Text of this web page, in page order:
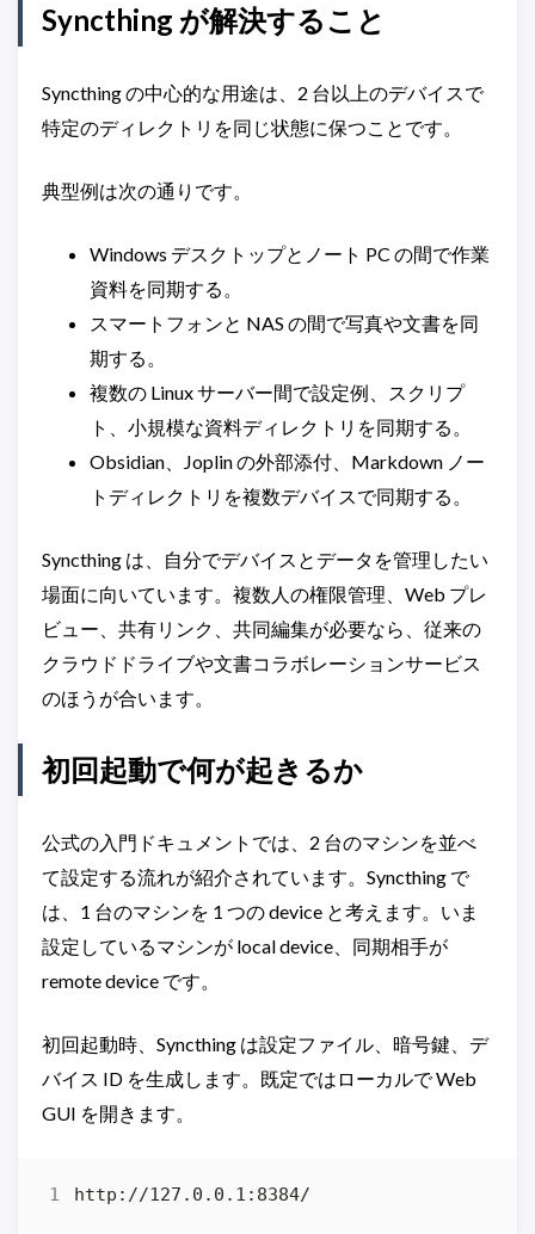
Syncthing が解決すること
Syncthing の中心的な用途は、2 台以上のデバイスで
特定のディレクトリを同じ状態に保つことです。
典型例は次の通りです。
Windows デスクトップとノート PC の間で作業
資料を同期する。
スマートフォンと NAS の間で写真や文書を同
期する。
複数の Linux サーバー間で設定例、スクリプ
ト、小規模な資料ディレクトリを同期する。
Obsidian、Joplin の外部添付、Markdown ノー
トディレクトリを複数デバイスで同期する。
Syncthing は、自分でデバイスとデータを管理したい
場面に向いています。複数人の権限管理、Web プレ
ビュー、共有リンク、共同編集が必要なら、従来の
クラウドドライブや文書コラボレーションサービス
のほうが合います。
初回起動で何が起きるか
公式の入門ドキュメントでは、2 台のマシンを並べ
て設定する流れが紹介されています。Syncthing で
は、1 台のマシンを 1 つの device と考えます。いま
設定しているマシンが local device、同期相手が
remote device です。
初回起動時、Syncthing は設定ファイル、暗号鍵、デ
バイス ID を生成します。既定ではローカルで Web
GUI を開きます。